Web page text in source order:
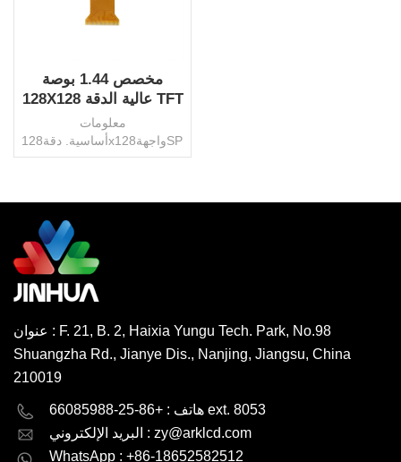
مخصص 1.44 بوصة
128X128 عالية الدقة TFT
شاشة المورد
معلومات
أساسية. دقة128x128واجهةSPIالتحكم
في إي سيST7735SAA26.5
للفوسفاتزاوية العرضاي بي
اس/تندرجة حرارة التشغيل.-10
درجة ~ 60 درجة مئويةحجم
التشغيل.2.8 فولتلوحة
اللمسبالسعة/مقاومحماية
تجاريةجينهواحزمة النقلكرتون /
البليترمز النظام
المنسق853120000إنتاجية600000
قابل للتفاوض
عنوان : F. 21, B. 2, Haixia Yungu Tech. Park, No.98
Shuangzha Rd., Jianye Dis., Nanjing, Jiangsu, China
210019
هاتف : +86-25-66085988 ext. 8053
البريد الإلكتروني : zy@arklcd.com
WhatsApp : +86-18652582512
English Deutsch
русский español